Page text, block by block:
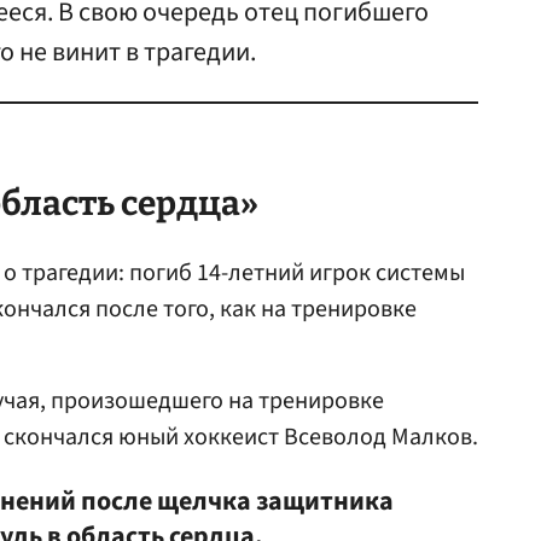
В свою очередь отец погибшего
не винит в трагедии.
сердца»
погиб 14-летний игрок системы
после того, как на тренировке
произошедшего на тренировке
юный хоккеист Всеволод Малков.
после щелчка защитника